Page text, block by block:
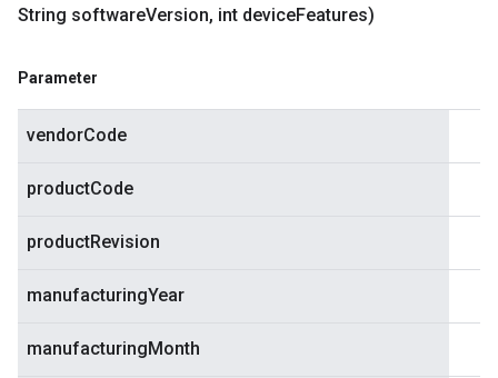
String softwareVersion, int deviceFeatures)
Parameter
vendorCode
productCode
productRevision
manufacturingYear
manufacturingMonth